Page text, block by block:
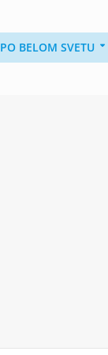
PO BELOM SVETU